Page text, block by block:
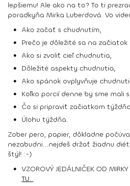
lepšiemu! Ale ako na to? To ti
poradkyňa Mirka Luberdová. Vo
Ako začať s chudnutím,
Prečo je dôležité sa na
Ako si zvoliť cieľ chudnutia,
Dôležité aspekty chudnutia,
Ako spánok ovplyvňuje
Koľko porcií denne by sme mali
Čo si pripraviť začiatkom
Úlohu týždňa.
Zober pero, papier, dôkladne
nezabudni...nejdeš držať žiadnu
štýl! :-)
VZOROVÝ JEDÁLNIČEK OD MIRKY
TU.